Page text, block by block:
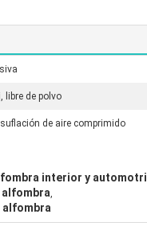
libre de polvo
de aire comprimido
interior y
,
alfombra